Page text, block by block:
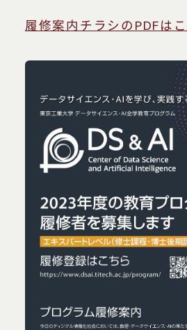
履修案内チラシのPDFは